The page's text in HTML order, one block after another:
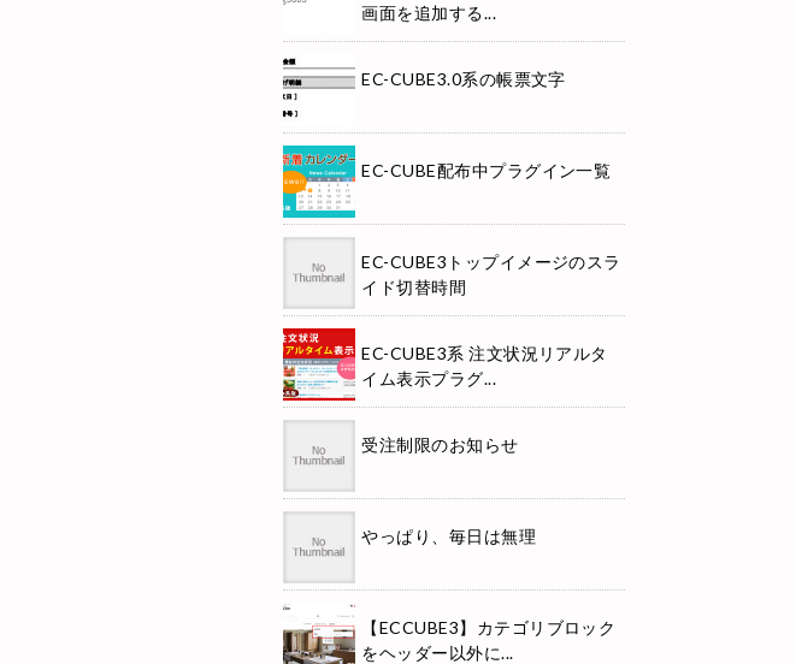
画面を追加する...
EC-CUBE3.0系の帳票文字
EC-CUBE配布中プラグイン一覧
EC-CUBE3トップイメージのスラ
イド切替時間
EC-CUBE3系 注文状況リアルタ
イム表示プラグ...
受注制限のお知らせ
やっぱり、毎日は無理
【ECCUBE3】カテゴリブロック
をヘッダー以外に...